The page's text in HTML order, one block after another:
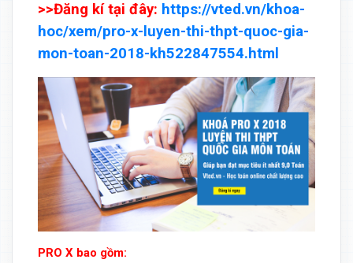
>>Đăng kí tại đây: https://vted.vn/khoa-
hoc/xem/pro-x-luyen-thi-thpt-quoc-gia-
mon-toan-2018-kh522847554.html
PRO X bao gồm: